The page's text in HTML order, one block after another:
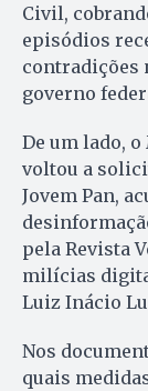
Civil,
episódios
contradições
governo
De um lado,
voltou a
Jovem Pan,
pela Revista
milícias
Luiz Inácio
Nos
quais